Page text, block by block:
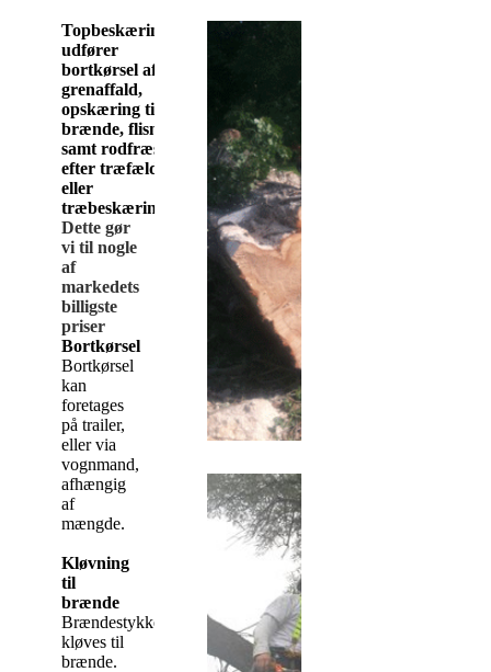
Topbeskæring.dk
udfører
bortkørsel af
grenaffald,
opskæring til
brænde, flisning
samt rodfræsning
efter træfældning
eller
træbeskæring.
Dette gør
vi til nogle
af
markedets
billigste
priser
Bortkørsel
Bortkørsel
kan
foretages
på trailer,
eller via
vognmand,
afhængig
af
mængde.
Kløvning
til
brænde
Brændestykker(hjul)
kløves til
brænde.